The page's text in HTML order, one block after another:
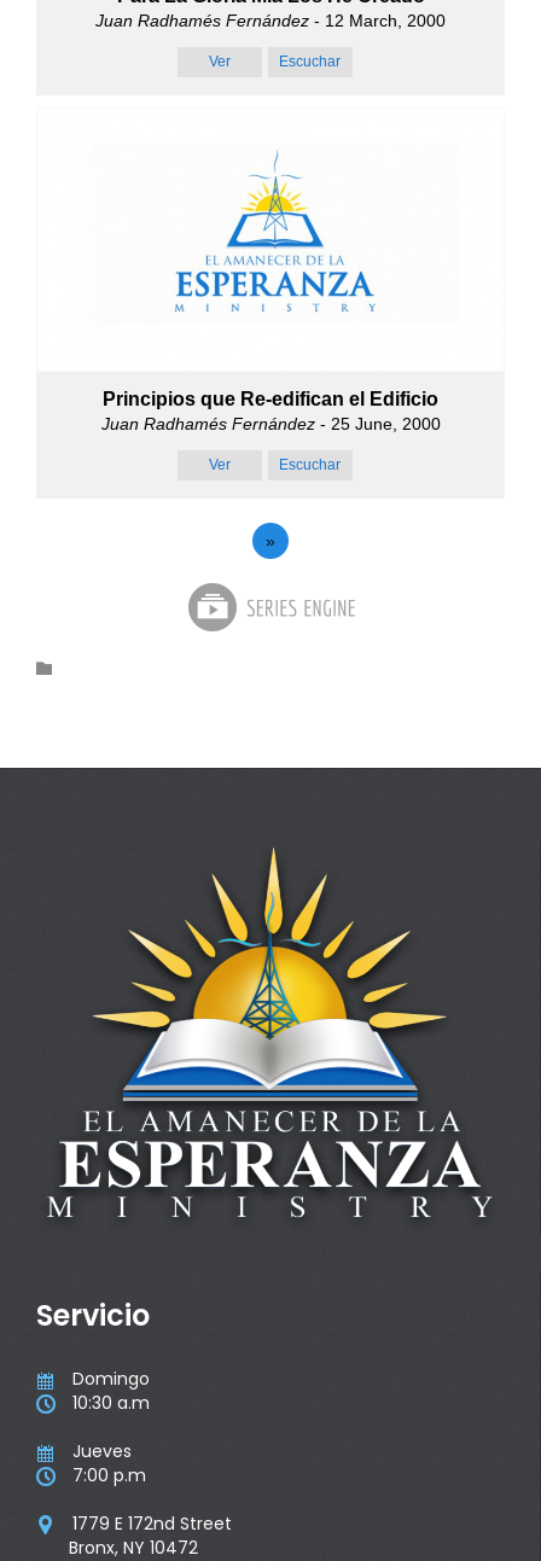
Juan Radhamés Fernández - 12 March, 2000
Ver Escuchar
Principios que Re-edifican el Edificio
Juan Radhamés Fernández- 25 June, 2000
Ver Escuchar
»

Servicio
 Domingo
 10:30 a.m
 Jueves
 7:00 p.m

1779 E 172nd Street
Bronx, NY 10472